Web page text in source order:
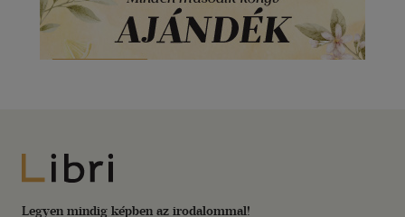
Libri
Legyen mindig képben az irodalommal!